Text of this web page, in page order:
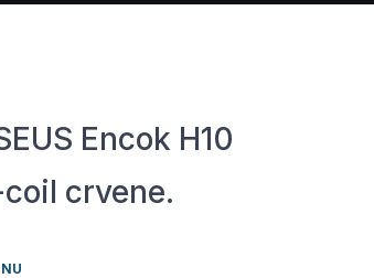
Encok H10
crvene.